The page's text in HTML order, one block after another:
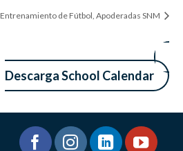
Entrenamiento de Fútbol, Apoderadas SNM
Descarga School Calendar